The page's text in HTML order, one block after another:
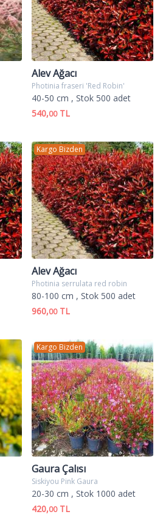
Alev Ağacı
Photinia fraseri 'Red Robin'
40-50 cm , Stok 500 adet
540,00TL
Kargo Bizden
Alev Ağacı
Photinia serrulata red robin
80-100 cm , Stok 500 adet
960,00TL
Kargo Bizden
Gaura Çalısı
Siskiyou Pink Gaura
20-30 cm , Stok 1000 adet
420,00TL